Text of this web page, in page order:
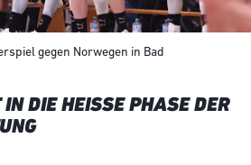
gegen Norwegen in Bad
DIE HEISSE PHASE DER E